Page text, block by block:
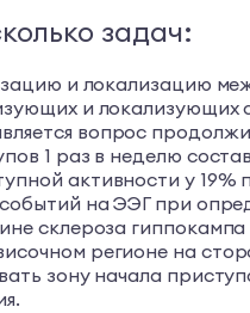
задач:
и локализацию
и
вопрос
1 раз в неделю
активности у
на ЭЭГ при
склероза
регионе на
зону начала